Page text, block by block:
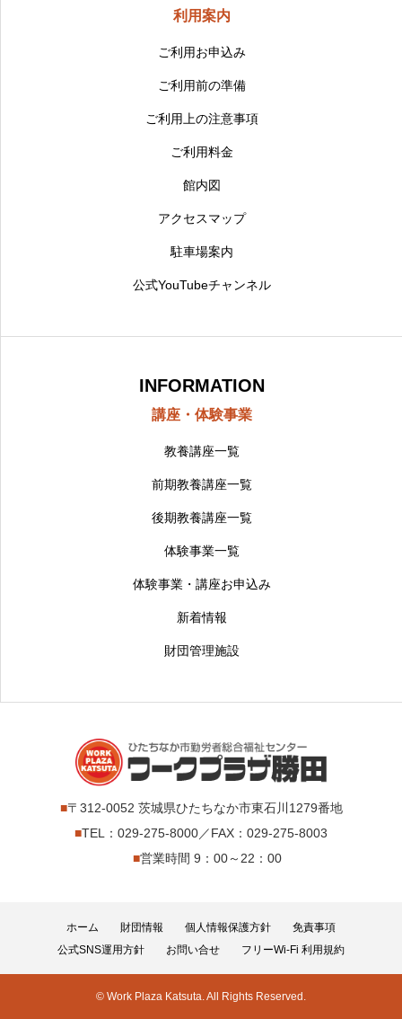
利用案内
ご利用お申込み
ご利用前の準備
ご利用上の注意事項
ご利用料金
館内図
アクセスマップ
駐車場案内
公式YouTubeチャンネル
INFORMATION
講座・体験事業
教養講座一覧
前期教養講座一覧
後期教養講座一覧
体験事業一覧
体験事業・講座お申込み
新着情報
財団管理施設
■〒312-0052 茨城県ひたちなか市東石川1279番地
■TEL：029-275-8000／FAX：029-275-8003
■営業時間 9：00～22：00
ホーム 財団情報 個人情報保護方針
免責事項
公式SNS運用方針
お問い合せ フリーWi-Fi 利用規約
© Work Plaza Katsuta. All Rights Reserved.